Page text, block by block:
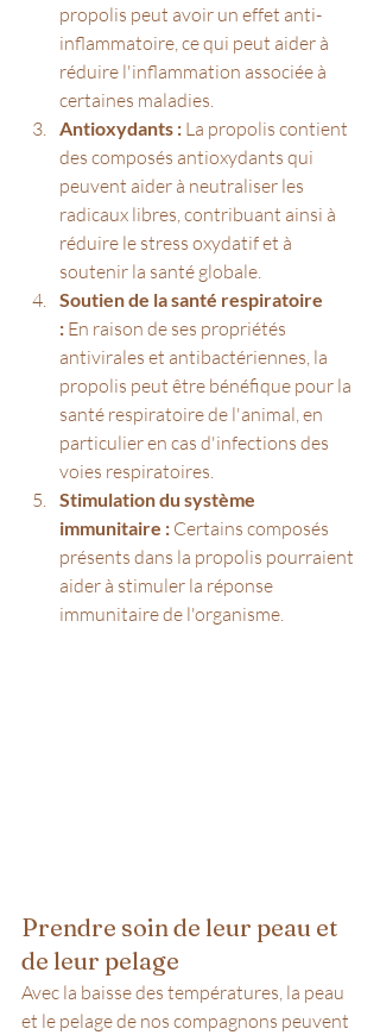
propolis peut avoir un effet anti-
inflammatoire, ce qui peut aider à
réduire l'inflammation associée à
certaines maladies.
Antioxydants : La propolis contient
des composés antioxydants qui
peuvent aider à neutraliser les
radicaux libres, contribuant ainsi à
réduire le stress oxydatif et à
soutenir la santé globale.
Soutien de la santé respiratoire
: En raison de ses propriétés
antivirales et antibactériennes, la
propolis peut être bénéfique pour la
santé respiratoire de l'animal, en
particulier en cas d'infections des
voies respiratoires.
Stimulation du système
immunitaire : Certains composés
présents dans la propolis pourraient
aider à stimuler la réponse
immunitaire de l'organisme.
Prendre soin de leur peau et
de leur pelage
Avec la baisse des températures, la peau
et le pelage de nos compagnons peuvent